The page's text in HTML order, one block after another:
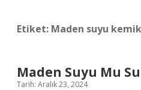
Etiket: Maden suyu
Maden Suyu Mu
Tarih: Aralık 23, 2024